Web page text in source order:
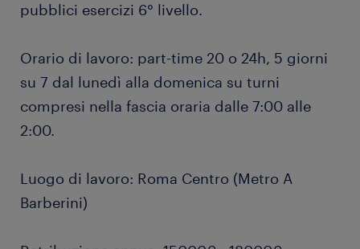
pubblici esercizi 6° livello.
Orario di lavoro: part-time 20 o 24h, 5 giorni
su 7 dal lunedì alla domenica su turni
compresi nella fascia oraria dalle 7:00 alle
2:00.
Luogo di lavoro: Roma Centro (Metro A
Barberini)